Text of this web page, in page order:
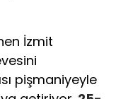
İzmit
pişmaniyeyle